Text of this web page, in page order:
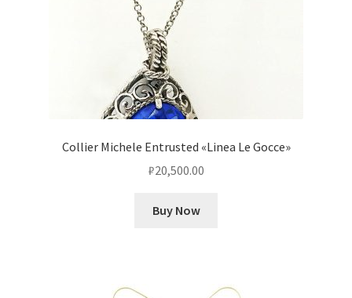
Collier Michele Entrusted «Linea Le Gocce»
₽20,500.00
Buy Now